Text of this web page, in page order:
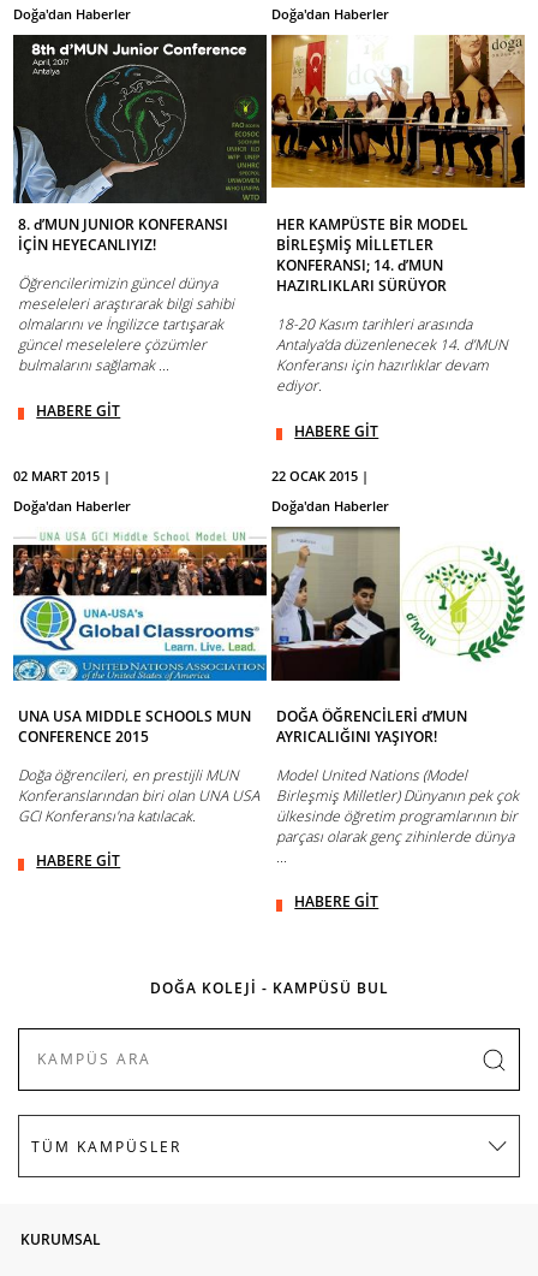
Doğa'dan Haberler
8. d’MUN JUNIOR KONFERANSI
İÇİN HEYECANLIYIZ!
Öğrencilerimizin güncel dünya
meseleleri araştırarak bilgi sahibi
olmalarını ve İngilizce tartışarak
güncel meselelere çözümler
bulmalarını sağlamak ...
HABERE GİT
Doğa'dan Haberler
HER KAMPÜSTE BİR MODEL
BİRLEŞMİŞ MİLLETLER
KONFERANSI; 14. d’MUN
HAZIRLIKLARI SÜRÜYOR
18-20 Kasım tarihleri arasında
Antalya’da düzenlenecek 14. d’MUN
Konferansı için hazırlıklar devam
ediyor.
HABERE GİT
02 MART 2015 |
Doğa'dan Haberler
UNA USA MIDDLE SCHOOLS MUN
CONFERENCE 2015
Doğa öğrencileri, en prestijli MUN
Konferanslarından biri olan UNA USA
GCI Konferansı'na katılacak.
HABERE GİT
22 OCAK 2015 |
Doğa'dan Haberler
DOĞA ÖĞRENCİLERİ d’MUN
AYRICALIĞINI YAŞIYOR!
Model United Nations (Model
Birleşmiş Milletler) Dünyanın pek çok
ülkesinde öğretim programlarının bir
parçası olarak genç zihinlerde dünya
...
HABERE GİT
DOĞA KOLEJİ - KAMPÜSÜ BUL
KURUMSAL